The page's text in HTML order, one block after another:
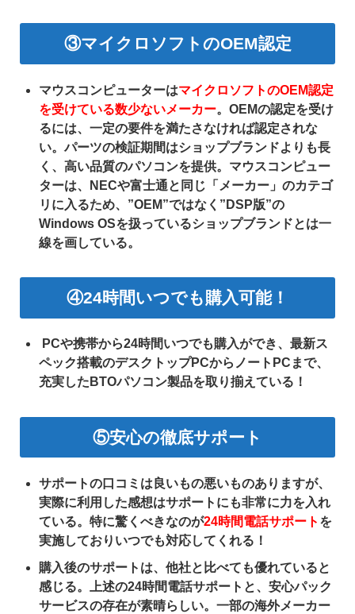
③マイクロソフトのOEM認定
マウスコンピューターはマイクロソフトのOEM認定
を受けている数少ないメーカー。OEMの認定を受け
るには、一定の要件を満たさなければ認定されな
い。パーツの検証期間はショップブランドよりも長
く、高い品質のパソコンを提供。 マウスコンピュー
ターは、NECや富士通と同じ「メーカー」のカテゴ
リに入るため、”OEM”ではなく”DSP版”の
Windows OSを扱っているショップブランドとは一
線を画している。
④24時間いつでも購入可能！
PCや携帯から24時間いつでも購入ができ、最新ス
ペック搭載のデスクトップPCからノートPCまで、
充実したBTOパソコン製品を取り揃えている！
⑤安心の徹底サポート
サポートの口コミは良いもの悪いものありますが、
実際に利用した感想はサポートにも非常に力を入れ
ている。特に驚くべきなのが24時間電話サポート を
実施しておりいつでも対応してくれる！
購入後のサポートは、他社と比べても優れていると
感じる。上述の24時間電話サポートと、安心パック
サービスの存在が素晴らしい。一部の海外メーカー